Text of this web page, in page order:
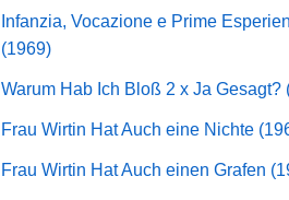
Infanzia, Vocazione e Prime
(1969)
Warum Hab Ich Bloß 2 x Ja Gesagt?
Frau Wirtin Hat Auch eine Nichte
Frau Wirtin Hat Auch einen Grafen